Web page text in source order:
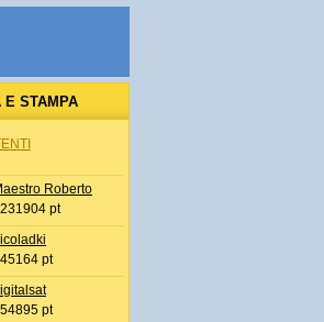
E STAMPA
Roberto
pt
pt
pt